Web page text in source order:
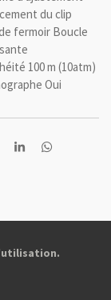
du clip
fermoir Boucle
100 m (10atm)
Oui
P
e
P
e